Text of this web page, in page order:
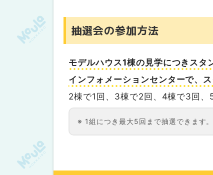
抽選会の参加方法
モデルハウス1棟の見学につきス
インフォメーションセンターで、
2棟で1回、3棟で2回、4棟で3回、
1組につき最大5回まで抽選できます。